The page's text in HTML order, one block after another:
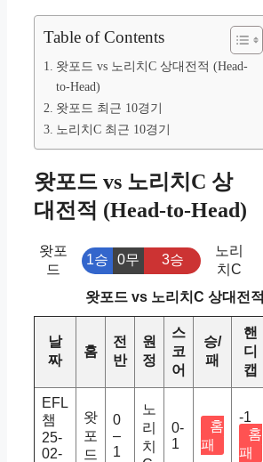
Table of Contents
왓포드 vs 노리치C 상대전적 (Head-
to-Head)
왓포드 최근 10경기
노리치C 최근 10경기
왓포드 vs 노리치C 상
대전적 (Head-to-Head)
왓포
드
1승 0무 3승
노리
치C
왓포드 vs 노리치C 상대전적
날
짜
홈
전
반
원
정
스
코
어
승/
패
핸
디
캡
EFL
챔
25-
02-
왓
포
드
0
–
1
노
리
치
0-
1
홈
패
-1
홈
패